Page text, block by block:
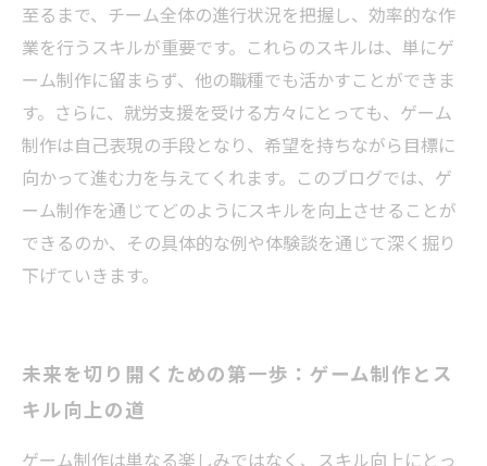
至るまで、チーム全体の進行状況を把握し、効率的な作
業を行うスキルが重要です。これらのスキルは、単にゲ
ーム制作に留まらず、他の職種でも活かすことができま
す。さらに、就労支援を受ける方々にとっても、ゲーム
制作は自己表現の手段となり、希望を持ちながら目標に
向かって進む力を与えてくれます。このブログでは、ゲ
ーム制作を通じてどのようにスキルを向上させることが
できるのか、その具体的な例や体験談を通じて深く掘り
下げていきます。
未来を切り開くための第一歩：ゲーム制作とス
キル向上の道
ゲーム制作は単なる楽しみではなく、スキル向上にとっ